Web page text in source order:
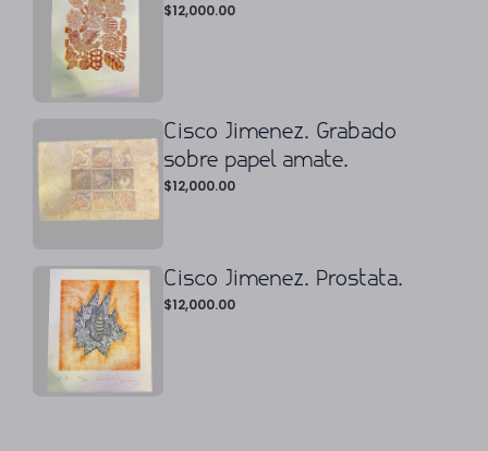
$12,000.00
Cisco Jimenez. Grabado
sobre papel amate.
$12,000.00
Cisco Jimenez. Prostata.
$12,000.00